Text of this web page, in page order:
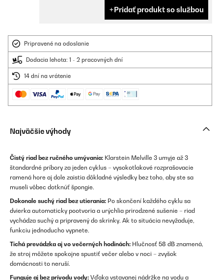
Pridať produkt so službou
Pripravené na odoslanie
Dodacia lehota: 1 - 2 pracovných dní
14 dní na vrátenie
Najväčšie výhody
Čistý riad bez ručného umývania: Klarstein Melville 3 umyje až 3
štandardné príbory za jeden cyklus – vysokotlakové rozprašovacie
ramená hore aj dole zaistia dôkladné výsledky bez toho, aby ste sa
museli vôbec dotknúť špongie.
Dokonale suchý riad bez utierania: Po skončení každého cyklu sa
dvierka automaticky pootvoria a urýchlia prirodzené sušenie – riad
vychádza suchý a pripravený do skrinky. Ak to situácia nevyžaduje,
funkciu jednoducho vypnete.
Tichá prevádzka aj vo večerných hodinách: Hlučnosť 58 dB znamená,
že stroj môžete spokojne spustiť večer alebo v noci – zvyšok
domácnosti to neruší.
Funguje aj bez prívodu vody: Vďaka vstavanej nádržke na vodu a